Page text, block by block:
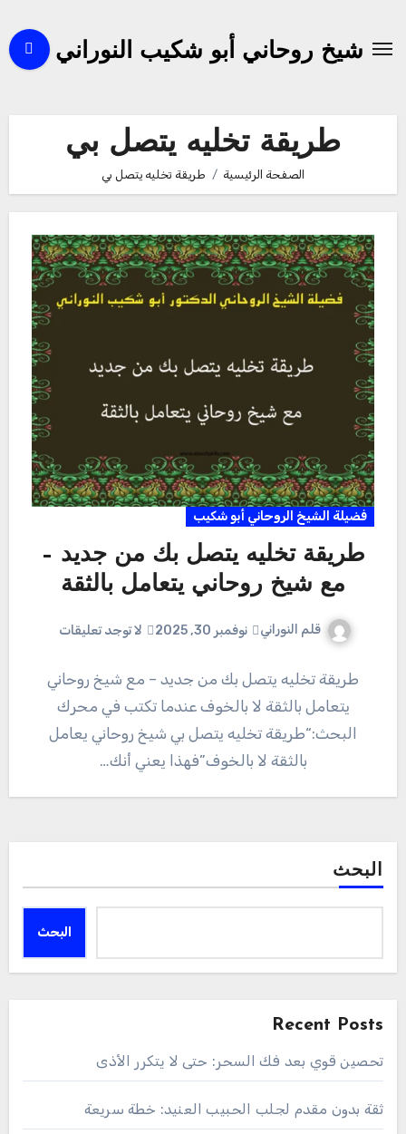
المحتوىشيخ روحاني أبو شكيب النوراني
طريقة تخليه يتصل بي
الصفحة الرئيسية طريقة تخليه يتصل بي
فضيلة الشيخ الروحاني أبو شكيب
طريقة تخليه يتصل بك من جديد –
مع شيخ روحاني يتعامل بالثقة
قلم النوراني نوفمبر 30, 2025 لا توجد تعليقات
طريقة تخليه يتصل بك من جديد – مع شيخ روحاني
يتعامل بالثقة لا بالخوف عندما تكتب في محرك
البحث:“طريقة تخليه يتصل بي شيخ روحاني يعامل
بالثقة لا بالخوف”فهذا يعني أنك…
البحث
البحث
Recent Posts
تحصين قوي بعد فك السحر: حتى لا يتكرر الأذى
ثقة بدون مقدم لجلب الحبيب العنيد: خطة سريعة